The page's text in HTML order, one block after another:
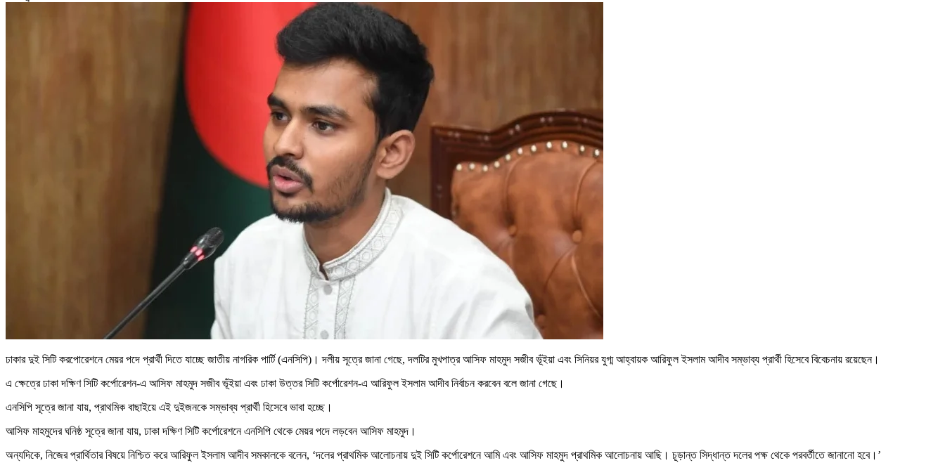
ঢাকার দুই সিটি করপোরেশনে মেয়র পদে প্রার্থী দিতে যাচ্ছে জাতীয় নাগরিক পার্টি (এনসিপি)। দলীয় সূত্রে জানা গেছে, দলটির মুখপাত্র আসিফ মাহমুদ সজীব ভূঁইয়া এবং সিনিয়র যুগ্ম আহ্বায়ক আরিফুল ইসলাম আদীব সম্ভাব্য প্রার্থী হিসেবে বিবেচনায় রয়েছেন।
এ ক্ষেত্রে ঢাকা দক্ষিণ সিটি কর্পোরেশন-এ আসিফ মাহমুদ সজীব ভূঁইয়া এবং ঢাকা উত্তর সিটি কর্পোরেশন-এ আরিফুল ইসলাম আদীব নির্বাচন করবেন বলে জানা গেছে।
এনসিপি সূত্রে জানা যায়, প্রাথমিক বাছাইয়ে এই দুইজনকে সম্ভাব্য প্রার্থী হিসেবে ভাবা হচ্ছে।
আসিফ মাহমুদের ঘনিষ্ঠ সূত্রে জানা যায়, ঢাকা দক্ষিণ সিটি কর্পোরেশনে এনসিপি থেকে মেয়র পদে লড়বেন আসিফ মাহমুদ।
অন্যদিকে, নিজের প্রার্থিতার বিষয়ে নিশ্চিত করে আরিফুল ইসলাম আদীব সমকালকে বলেন, ‘দলের প্রাথমিক আলোচনায় দুই সিটি কর্পোরেশনে আমি এবং আসিফ মাহমুদ প্রাথমিক আলোচনায় আছি। চূড়ান্ত সিদ্ধান্ত দলের পক্ষ থেকে পরবর্তীতে জানানো হবে।’